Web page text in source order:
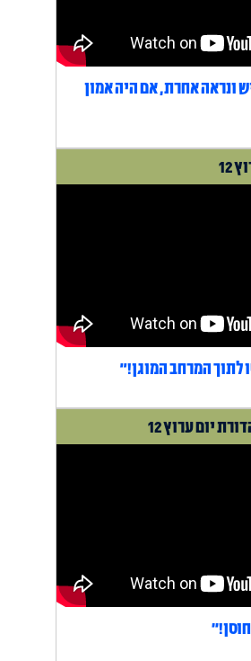
ונראה אחרת, אם היה אמון
12
לתוך המרחב המוגן!"
יום ערוץ 12